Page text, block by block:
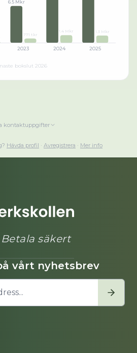
6.5 Mkr
771 tkr
2023
1.4 Mkr
2024
1.3 Mkr
2025
bokslut 2026
kontaktuppgifter
Hävda profil · Avregistrera · Mer info
säkert
vårt nyhetsbrev